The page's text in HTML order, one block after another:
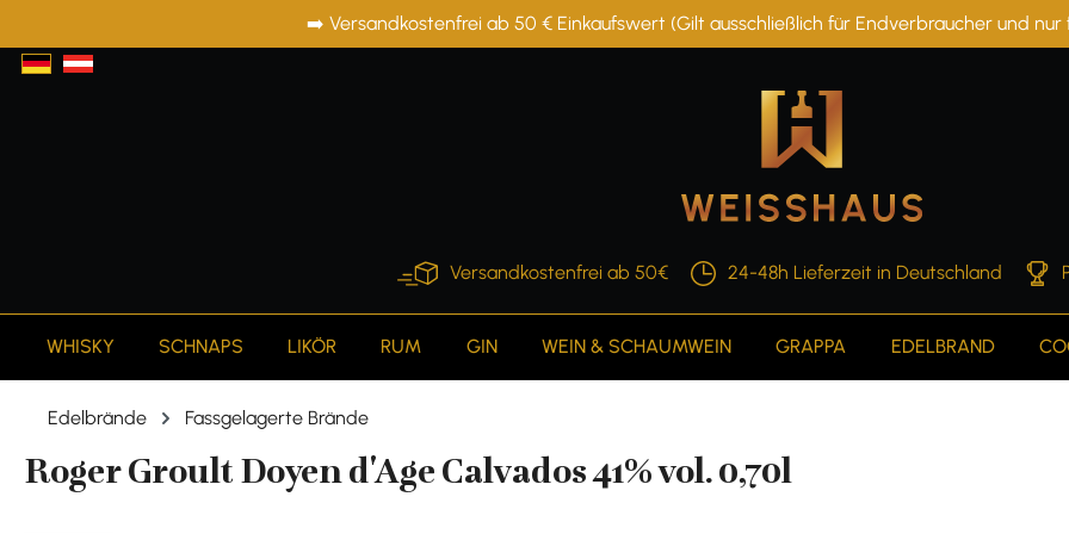
Zur Hauptnavigation springen➡️ Versandkostenfrei ab 50 € Einkaufswert (Gilt ausschließlich für Endverbraucher und
Versandkostenfrei ab 50€ 24-48h Lieferzeit in Deutschland
WHISKY SCHNAPS LIKÖR RUM GIN WEIN & SCHAUMWEIN GRAPPA EDELBRAND
Edelbrände Fassgelagerte Brände
Roger Groult Doyen d'Age Calvados 41% vol. 0,70l